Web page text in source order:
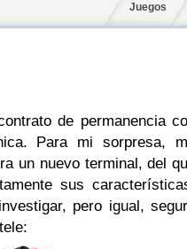
Juegos
de permanencia
Para mi sorpresa,
un nuevo terminal, del
sus
pero igual,